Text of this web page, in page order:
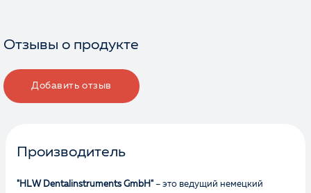
Отзывы о продукте
Добавить отзыв
Производитель
"HLW Dentalinstruments GmbH" – это ведущий немецкий